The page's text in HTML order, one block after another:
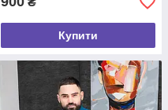
Купити